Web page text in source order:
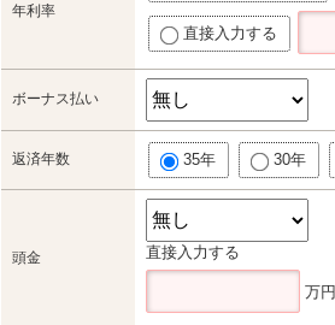
年利率
直接入力する
ボーナス払い
返済年数 35年 30年
頭金 直接入力する
万円